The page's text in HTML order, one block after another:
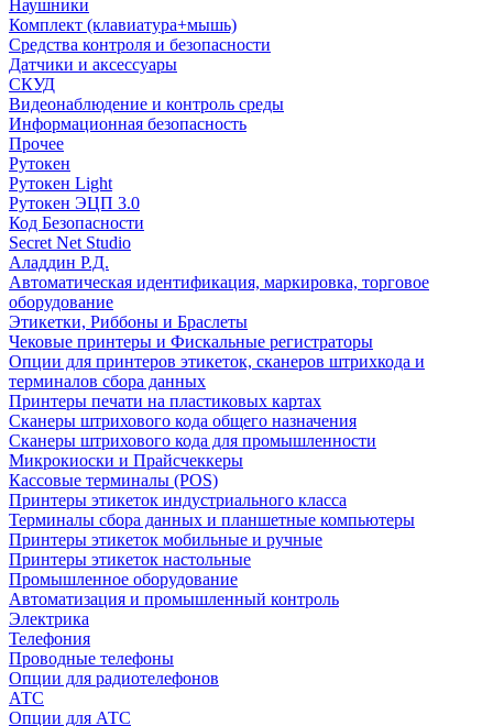
Наушники
Комплект (клавиатура+мышь)
Средства контроля и безопасности
Датчики и аксессуары
СКУД
Видеонаблюдение и контроль среды
Информационная безопасность
Прочее
Рутокен
Рутокен Light
Рутокен ЭЦП 3.0
Код Безопасности
Secret Net Studio
Аладдин Р.Д.
Автоматическая идентификация, маркировка, торговое
оборудование
Этикетки, Риббоны и Браслеты
Чековые принтеры и Фискальные регистраторы
Опции для принтеров этикеток, сканеров штрихкода и
терминалов сбора данных
Принтеры печати на пластиковых картах
Сканеры штрихового кода общего назначения
Сканеры штрихового кода для промышленности
Микрокиоски и Прайсчеккеры
Кассовые терминалы (POS)
Принтеры этикеток индустриального класса
Терминалы сбора данных и планшетные компьютеры
Принтеры этикеток мобильные и ручные
Принтеры этикеток настольные
Промышленное оборудование
Автоматизация и промышленный контроль
Электрика
Телефония
Проводные телефоны
Опции для радиотелефонов
АТС
Опции для АТС